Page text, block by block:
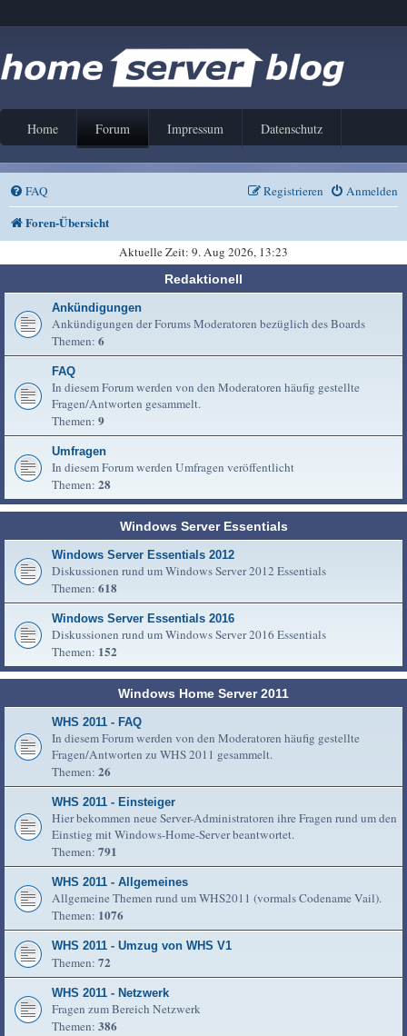
Home Forum Impressum Datenschutz
FAQ Anmelden
Registrieren
Foren-Übersicht
Aktuelle Zeit: 9. Aug 2026, 13:23
Redaktionell
Ankündigungen
Ankündigungen der Forums Moderatoren bezüglich des Boards
Themen: 6
FAQ
In diesem Forum werden von den Moderatoren häufig gestellte
Fragen/Antworten gesammelt.
Themen: 9
Umfragen
In diesem Forum werden Umfragen veröffentlicht
Themen: 28
Windows Server Essentials
Windows Server Essentials 2012
Diskussionen rund um Windows Server 2012 Essentials
Themen: 618
Windows Server Essentials 2016
Diskussionen rund um Windows Server 2016 Essentials
Themen: 152
Windows Home Server 2011
WHS 2011 - FAQ
In diesem Forum werden von den Moderatoren häufig gestellte
Fragen/Antworten zu WHS 2011 gesammelt.
Themen: 26
WHS 2011 - Einsteiger
Hier bekommen neue Server-Administratoren ihre Fragen rund um den
Einstieg mit Windows-Home-Server beantwortet.
Themen: 791
WHS 2011 - Allgemeines
Allgemeine Themen rund um WHS2011 (vormals Codename Vail).
Themen: 1076
WHS 2011 - Umzug von WHS V1
Themen: 72
WHS 2011 - Netzwerk
Fragen zum Bereich Netzwerk
Themen: 386